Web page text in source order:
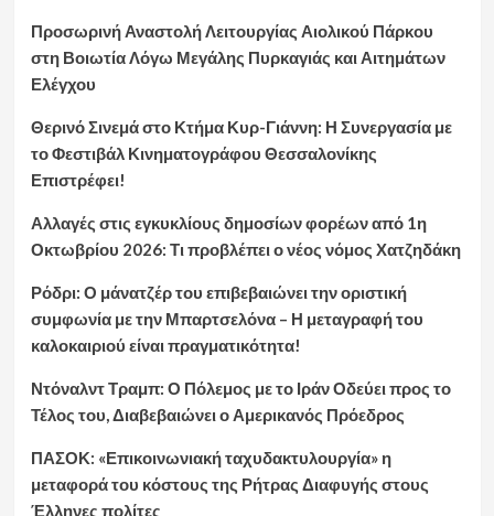
Προσωρινή Αναστολή Λειτουργίας Αιολικού Πάρκου
στη Βοιωτία Λόγω Μεγάλης Πυρκαγιάς και Αιτημάτων
Ελέγχου
Θερινό Σινεμά στο Κτήμα Κυρ-Γιάννη: Η Συνεργασία με
το Φεστιβάλ Κινηματογράφου Θεσσαλονίκης
Επιστρέφει!
Αλλαγές στις εγκυκλίους δημοσίων φορέων από 1η
Οκτωβρίου 2026: Τι προβλέπει ο νέος νόμος Χατζηδάκη
Ρόδρι: Ο μάνατζέρ του επιβεβαιώνει την οριστική
συμφωνία με την Μπαρτσελόνα – Η μεταγραφή του
καλοκαιριού είναι πραγματικότητα!
Ντόναλντ Τραμπ: Ο Πόλεμος με το Ιράν Οδεύει προς το
Τέλος του, Διαβεβαιώνει ο Αμερικανός Πρόεδρος
ΠΑΣΟΚ: «Επικοινωνιακή ταχυδακτυλουργία» η
μεταφορά του κόστους της Ρήτρας Διαφυγής στους
Έλληνες πολίτες